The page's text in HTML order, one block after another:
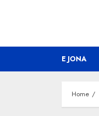
E JONA
Home